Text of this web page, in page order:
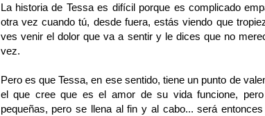
La historia de Tessa es difícil porque es complicado
otra vez cuando tú, desde fuera, estás viendo que
ves venir el dolor que va a sentir y le dices que no
vez.
Pero es que Tessa, en ese sentido, tiene un punto de
el que cree que es el amor de su vida funcione,
pequeñas, pero se llena al fin y al cabo... será